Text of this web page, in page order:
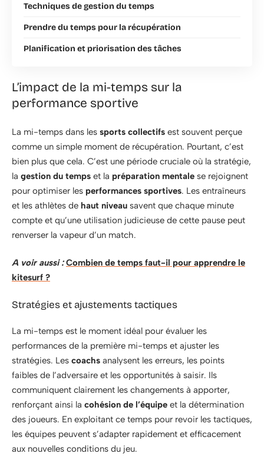
Techniques de gestion du temps
Prendre du temps pour la récupération
Planification et priorisation des tâches
L’impact de la mi-temps sur la
performance sportive
La mi-temps dans les sports collectifs est souvent perçue
comme un simple moment de récupération. Pourtant, c’est
bien plus que cela. C’est une période cruciale où la stratégie,
la gestion du temps et la préparation mentale se rejoignent
pour optimiser les performances sportives. Les entraîneurs
et les athlètes de haut niveau savent que chaque minute
compte et qu’une utilisation judicieuse de cette pause peut
renverser la vapeur d’un match.
A voir aussi : Combien de temps faut-il pour apprendre le
kitesurf ?
Stratégies et ajustements tactiques
La mi-temps est le moment idéal pour évaluer les
performances de la première mi-temps et ajuster les
stratégies. Les coachs analysent les erreurs, les points
faibles de l’adversaire et les opportunités à saisir. Ils
communiquent clairement les changements à apporter,
renforçant ainsi la cohésion de l’équipe et la détermination
des joueurs. En exploitant ce temps pour revoir les tactiques,
les équipes peuvent s’adapter rapidement et efficacement
aux nouvelles conditions du jeu.